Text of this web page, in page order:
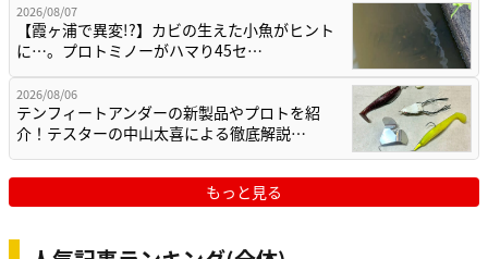
2026/08/07
【霞ヶ浦で異変!?】カビの生えた小魚がヒント
に…。プロトミノーがハマり45セ…
2026/08/06
テンフィートアンダーの新製品やプロトを紹
介！テスターの中山太喜による徹底解説…
もっと見る